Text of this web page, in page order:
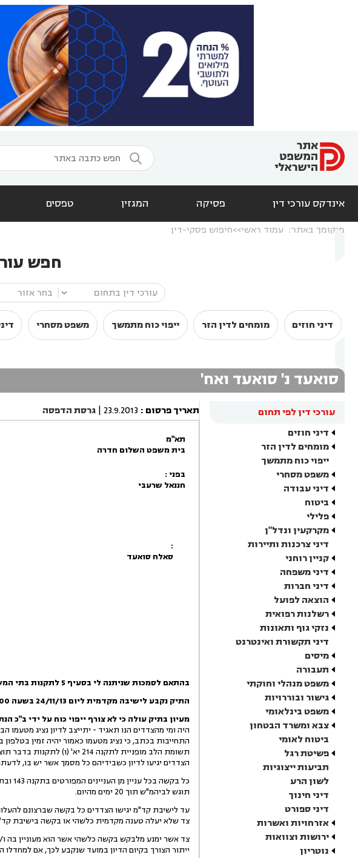

אינדקס עורכי דין פסיקה המגזין טפסים
מיקומך באתר: עמוד ראשי חיפוש פסקי-דין
חפש
דיני חוזים מומחים לדין הזר ייפוי כוח מתמשך משפט מסחרי
סואעד נ' סואעד ואח'
עורכי דין לפי תחום
דיני חוזים
מומחים לדין הזר
ייפוי כוח מתמשך
משפט מסחרי
דיני עבודה
ביטוח
פלילי
מקרקעין ונדל"ן
דיני צרכנות ותיירות
קניין רוחני
דיני משפחה
דיני חברות
הוצאה לפועל
רשלנות רפואית
נזקי גוף ותאונות
דיני תקשורת ואינטרנט
מיסים
תעבורה
משפט מנהלי וחוקתי
גישור ובוררויות
משפט בינלאומי
צבא ומשרד הבטחון
ביטוח לאומי
פשיטת רגל
תביעות ייצוגיות
לשון הרע
דיני חינוך
דיני ספורט
אזרחויות ואשרות
ירושות וצוואות
נוטריון
תאריך פרסום :
23.9.2013
| גרסת הדפסה
תא"מ
בית משפט השלום חדרה
בפני :
חננאל שרעבי
:
סאלח סואעד
בהתאם לסמכות שניתנה לי בסעיף 5 לתקנות בתי המשפט (מחלקה לניתוב תיקים), התשס"ב - 2002, הנני מורה כדלקמן:
התיק נקבע לישיבה מקדמית ליום 24/11/13 בשעה 10:00 בפני כב' השופט חננאל שרעבי.
מעיון בתיק עולה כי לא צורף ייפוי כוח על ידי ב"כ
התחייבות בכתב, כי נציג מטעמו כאמור יהיה זמין
תשומת הלב מופניית לתקנה 214 יא' (ו) לתקנות בדבר תוצאות אי התייצבות כאמור, וכן לתקנות 143, 214 יא' ו- 146 לתקנות.
הצדדים יגיעו לדיון כשבידיהם כל מסמך אשר יש בו,
תוגש לביהמ"ש תוך 20 ימים מהיום.
עד לישיבת קד"מ יגישו הצדדים כל בקשה שברצונם
צד שלא יעלה טענה מקדמית כלשהי או בקשה בישיבת
צד אשר ימנע מלבקש בקשה כלשהי אשר הוא מעוניין בה ו/
ייתור הצורך בקיום הדיון במועד שנקבע לכך, אם למחדלו